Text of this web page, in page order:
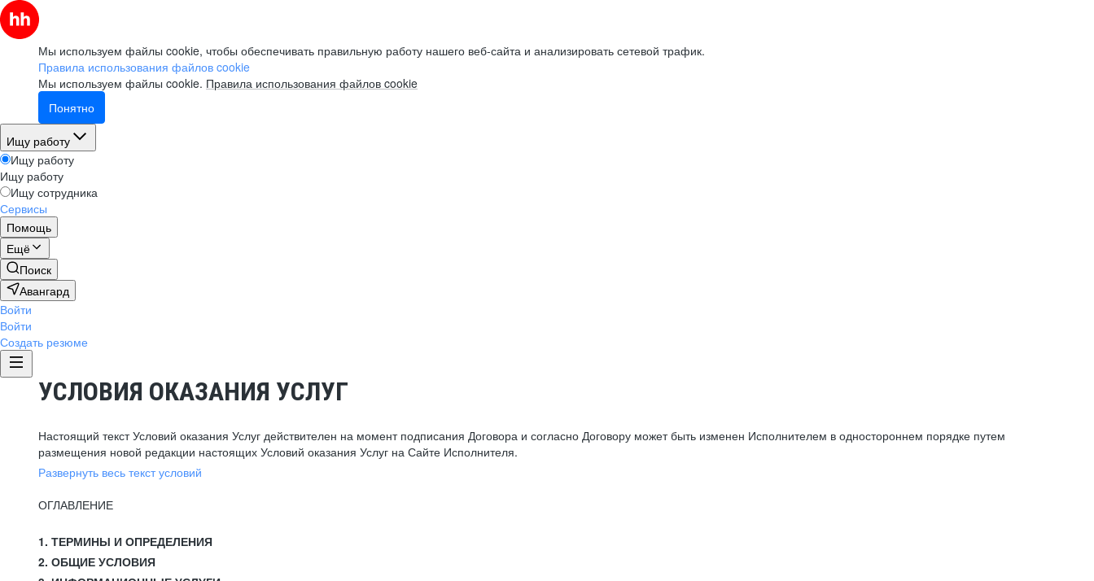
Мы используем файлы cookie, чтобы обеспечивать правильную работу нашего веб-сайта и анализировать сетевой трафик.
Правила использования файлов cookie
Мы используем файлы cookie. Правила использования файлов cookie
Понятно
Ищу работу
Ищу работу
Ищу работу
Ищу сотрудника
Сервисы
Помощь
Ещё
Поиск
Авангард
Войти
Войти
Создать резюме
УСЛОВИЯ ОКАЗАНИЯ УСЛУГ
Настоящий текст Условий оказания Услуг действителен на момент подписания Договора и согласно Договору может быть изменен Исполнителем в одностороннем порядке путем
размещения новой редакции настоящих Условий оказания Услуг на Сайте Исполнителя.
Развернуть весь текст условий
ОГЛАВЛЕНИЕ
1. ТЕРМИНЫ И ОПРЕДЕЛЕНИЯ
2. ОБЩИЕ УСЛОВИЯ